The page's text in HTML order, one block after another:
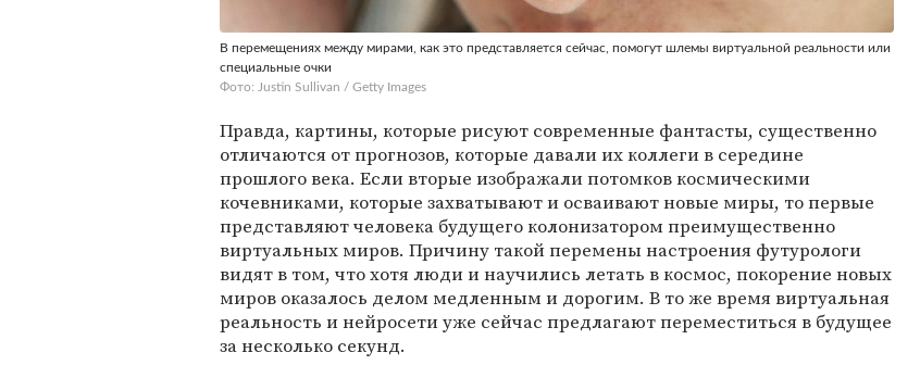
В перемещениях между мирами, как это представляется сейчас, помогут шлемы виртуальной реальности или
специальные очки
Фото: Justin Sullivan / Getty Images
Правда, картины, которые рисуют современные фантасты, существенно
отличаются от прогнозов, которые давали их коллеги в середине
прошлого века. Если вторые изображали потомков космическими
кочевниками, которые захватывают и осваивают новые миры, то первые
представляют человека будущего колонизатором преимущественно
виртуальных миров. Причину такой перемены настроения футурологи
видят в том, что хотя люди и научились летать в космос, покорение новых
миров оказалось делом медленным и дорогим. В то же время виртуальная
реальность и нейросети уже сейчас предлагают переместиться в будущее
за несколько секунд.